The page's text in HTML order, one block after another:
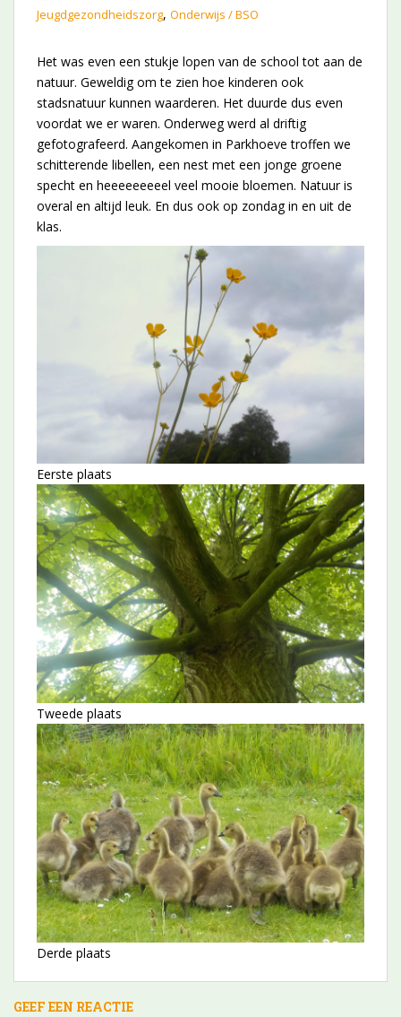
Jeugdgezondheidszorg, Onderwijs / BSO
Het was even een stukje lopen van de school tot aan de
natuur. Geweldig om te zien hoe kinderen ook
stadsnatuur kunnen waarderen. Het duurde dus even
voordat we er waren. Onderweg werd al driftig
gefotografeerd. Aangekomen in Parkhoeve troffen we
schitterende libellen, een nest met een jonge groene
specht en heeeeeeeeel veel mooie bloemen. Natuur is
overal en altijd leuk. En dus ook op zondag in en uit de
klas.
Eerste plaats
Tweede plaats
Derde plaats
GEEF EEN REACTIE